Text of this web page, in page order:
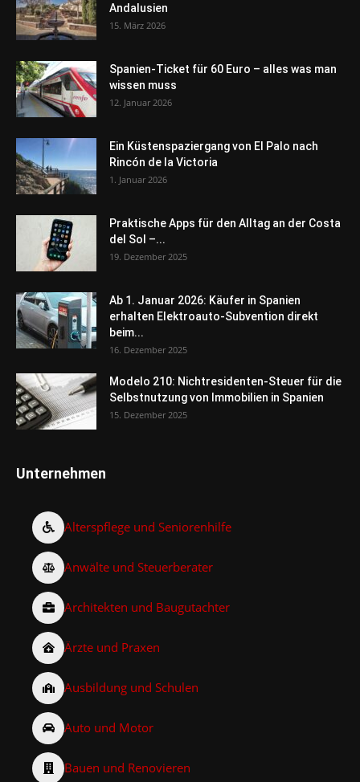
Andalusien
15. März 2026
Spanien-Ticket für 60 Euro – alles was man
wissen muss
12. Januar 2026
Ein Küstenspaziergang von El Palo nach
Rincón de la Victoria
1. Januar 2026
Praktische Apps für den Alltag an der Costa
del Sol –...
19. Dezember 2025
Ab 1. Januar 2026: Käufer in Spanien
erhalten Elektroauto-Subvention direkt
beim...
16. Dezember 2025
Modelo 210: Nichtresidenten-Steuer für die
Selbstnutzung von Immobilien in Spanien
15. Dezember 2025
Unternehmen
Alterspflege und Seniorenhilfe
Anwälte und Steuerberater
Architekten und Baugutachter
Ärzte und Praxen
Ausbildung und Schulen
Auto und Motor
Bauen und Renovieren